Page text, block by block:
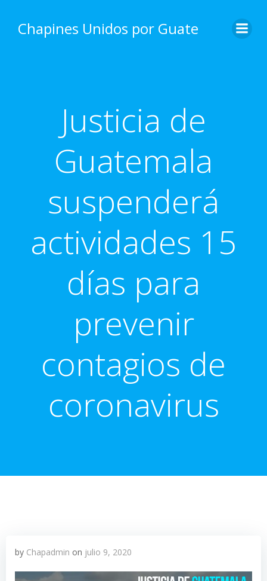
content
Chapines Unidos por Guate
Justicia de
Guatemala
suspenderá
actividades 15
días para
prevenir
contagios de
coronavirus
by Chapadmin on julio 9, 2020